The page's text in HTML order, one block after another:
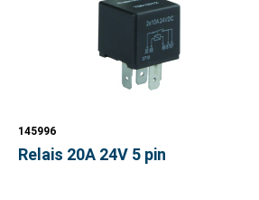
145996
Relais 20A 24V 5 pin